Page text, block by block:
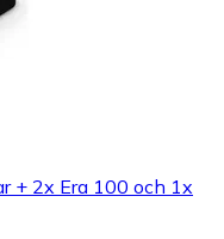
+ 2x Era 100 och 1x